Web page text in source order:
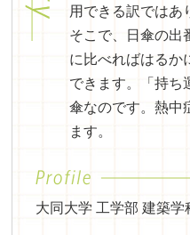
用できる訳ではあ
そこで、日傘の出
に比べればはるか
できます。「持ち
傘なのです。熱中
ます。
大同大学 工学部 建築